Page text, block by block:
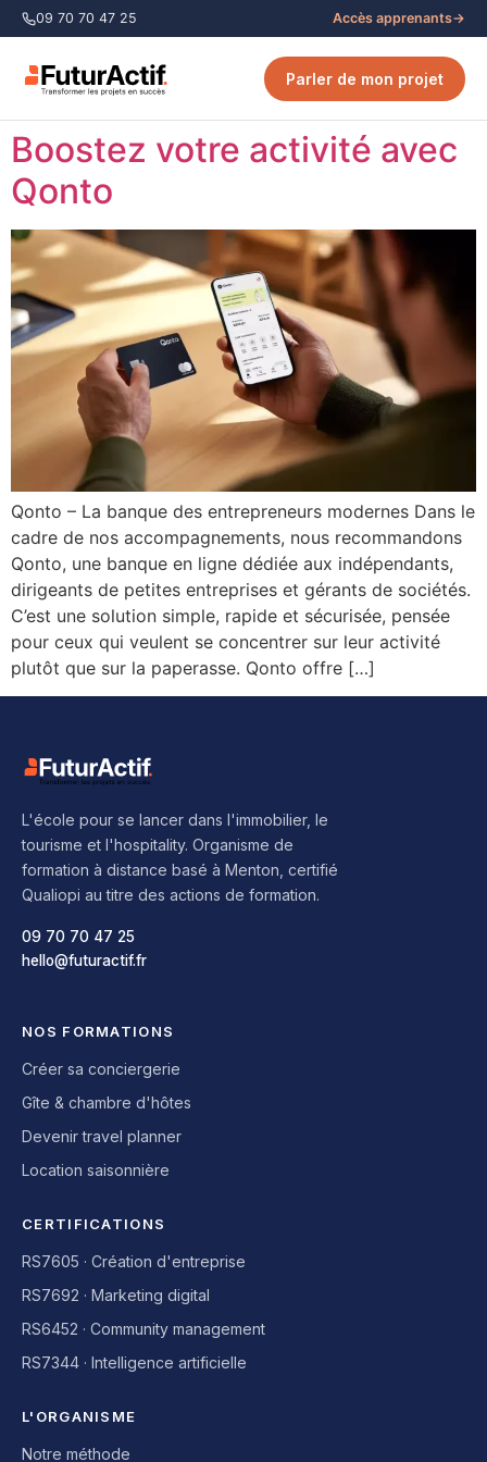
09 70 70 47 25 Accès apprenants→
Parler de mon projet
Boostez votre activité avec
Qonto
Qonto – La banque des entrepreneurs modernes Dans le
cadre de nos accompagnements, nous recommandons
Qonto, une banque en ligne dédiée aux indépendants,
dirigeants de petites entreprises et gérants de sociétés.
C’est une solution simple, rapide et sécurisée, pensée
pour ceux qui veulent se concentrer sur leur activité
plutôt que sur la paperasse. Qonto offre […]
L'école pour se lancer dans l'immobilier, le
tourisme et l'hospitality. Organisme de
formation à distance basé à Menton, certifié
Qualiopi au titre des actions de formation.
09 70 70 47 25
hello@futuractif.fr
NOS FORMATIONS
Créer sa conciergerie
Gîte & chambre d'hôtes
Devenir travel planner
Location saisonnière
CERTIFICATIONS
RS7605 · Création d'entreprise
RS7692 · Marketing digital
RS6452 · Community management
RS7344 · Intelligence artificielle
L'ORGANISME
Notre méthode